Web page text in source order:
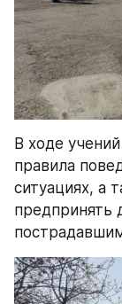
В ходе
правила
ситуациях, а
предпринять